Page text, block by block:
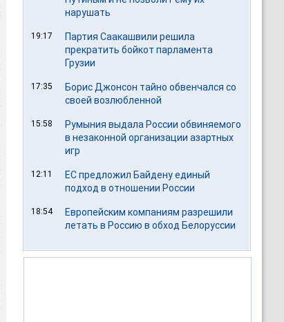
нарушать
19:17
Партия Саакашвили решила
прекратить бойкот парламента
Грузии
17:35
Борис Джонсон тайно обвенчался со
своей возлюбленной
15:58
Румыния выдала России обвиняемого
в незаконной организации азартных
игр
12:11
ЕС предложил Байдену единый
подход в отношении России
18:54
Европейским компаниям разрешили
летать в Россию в обход Белоруссии